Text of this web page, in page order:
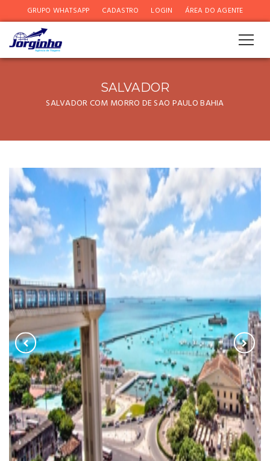
GRUPO WHATSAPP CADASTRO LOGIN ÁREA DO AGENTE
SALVADOR
SALVADOR COM MORRO DE SAO PAULO BAHIA